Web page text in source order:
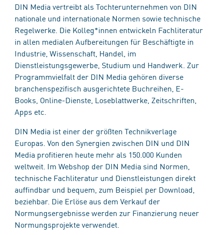
DIN Media vertreibt als Tochterunternehmen von DIN
nationale und internationale Normen sowie technische
Regelwerke. Die Kolleg*innen entwickeln Fachliteratur
in allen medialen Aufbereitungen für Beschäftigte in
Industrie, Wissenschaft, Handel, im
Dienstleistungsgewerbe, Studium und Handwerk. Zur
Programmvielfalt der DIN Media gehören diverse
branchenspezifisch ausgerichtete Buchreihen, E-
Books, Online-Dienste, Loseblattwerke, Zeitschriften,
Apps etc.
DIN Media ist einer der größten Technikverlage
Europas. Von den Synergien zwischen DIN und DIN
Media profitieren heute mehr als 150.000 Kunden
weltweit. Im Webshop der DIN Media sind Normen,
technische Fachliteratur und Dienstleistungen direkt
auffindbar und bequem, zum Beispiel per Download,
beziehbar. Die Erlöse aus dem Verkauf der
Normungsergebnisse werden zur Finanzierung neuer
Normungsprojekte verwendet.